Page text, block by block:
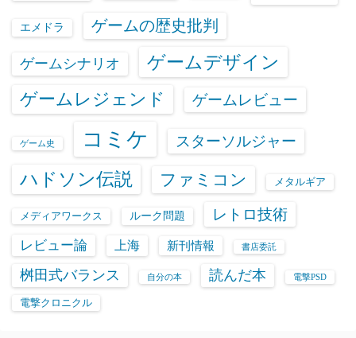
エメドラ ゲームの歴史批判
ゲームシナリオ ゲームデザイン
ゲームレジェンド ゲームレビュー
ゲーム史 コミケ スターソルジャー
ハドソン伝説 ファミコン メタルギア
メディアワークス ルーク問題 レトロ技術
レビュー論 上海 新刊情報 書店委託
桝田式バランス 自分の本 読んだ本 電撃PSD
電撃クロニクル